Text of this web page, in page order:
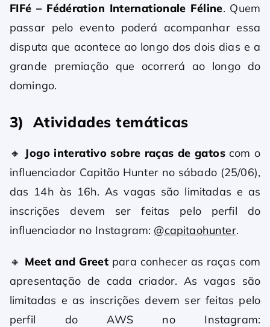
FIFé – Fédération Internationale Féline. Quem
passar pelo evento poderá acompanhar essa
disputa que acontece ao longo dos dois dias e a
grande premiação que ocorrerá ao longo do
domingo.
3) Atividades temáticas
🔸 Jogo interativo sobre raças de gatoscom o
influenciador Capitão Hunter no sábado (25/06),
das 14h às 16h. As vagas são limitadas e as
inscrições devem ser feitas pelo perfil do
influenciador no Instagram: @capitaohunter.
🔸 Meet and Greet para conhecer as raças com
apresentação de cada criador. As vagas são
limitadas e as inscrições devem ser feitas pelo
perfil do AWS no Instagram: